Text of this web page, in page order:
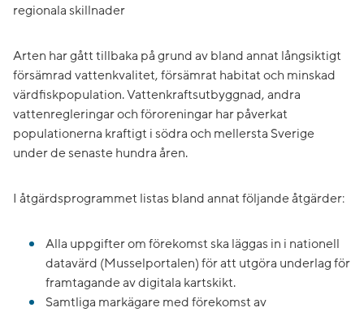
regionala skillnader
Arten har gått tillbaka på grund av bland annat långsiktigt
försämrad vattenkvalitet, försämrat habitat och minskad
värdfiskpopulation. Vattenkraftsutbyggnad, andra
vattenregleringar och föroreningar har påverkat
populationerna kraftigt i södra och mellersta Sverige
under de senaste hundra åren.
I åtgärdsprogrammet listas bland annat följande åtgärder:
Alla uppgifter om förekomst ska läggas in i nationell
datavärd (Musselportalen) för att utgöra underlag för
framtagande av digitala kartskikt.
Samtliga markägare med förekomst av